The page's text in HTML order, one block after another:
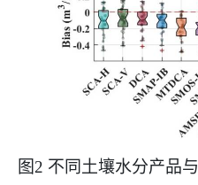
图2 不同土壤水分产品与